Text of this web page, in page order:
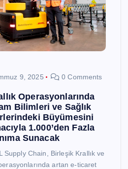
9, 2025 0 Comments
Operasyonlarında
Bilimleri ve Sağlık
Büyümesini
1.000’den Fazla
Sunacak
Supply Chain, Birleşik Krallık ve
artan e-ticaret